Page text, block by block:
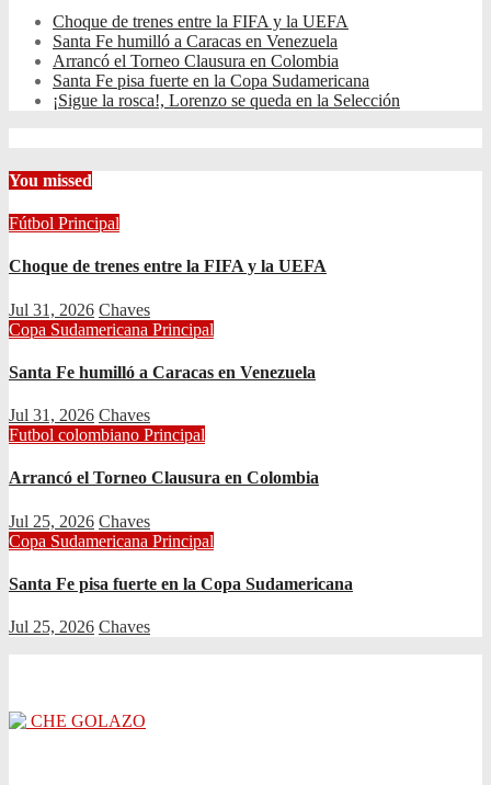
Choque de trenes entre la FIFA y la UEFA
Santa Fe humilló a Caracas en Venezuela
Arrancó el Torneo Clausura en Colombia
Santa Fe pisa fuerte en la Copa Sudamericana
¡Sigue la rosca!, Lorenzo se queda en la Selección
You missed
Fútbol Principal
Choque de trenes entre la FIFA y la UEFA
Jul 31, 2026 Chaves
Copa Sudamericana Principal
Santa Fe humilló a Caracas en Venezuela
Jul 31, 2026 Chaves
Futbol colombiano Principal
Arrancó el Torneo Clausura en Colombia
Jul 25, 2026 Chaves
Copa Sudamericana Principal
Santa Fe pisa fuerte en la Copa Sudamericana
Jul 25, 2026 Chaves